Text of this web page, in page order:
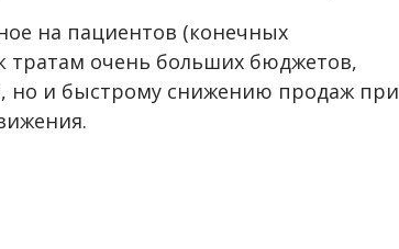
на пациентов (конечных
тратам очень больших бюджетов,
но и быстрому снижению продаж при